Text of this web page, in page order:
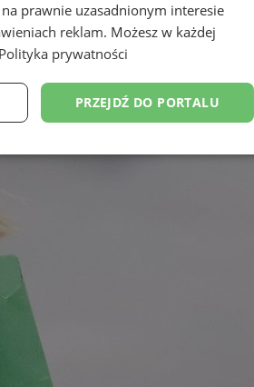
prawnie uzasadnionym interesie
reklam. Możesz w każdej
Polityka prywatności
PRZEJDŹ DO PORTALU
Funkcjonalność Niesklasyfikowane
internetowej, takich jak logowanie użytkownika i
ze strony internetowej.